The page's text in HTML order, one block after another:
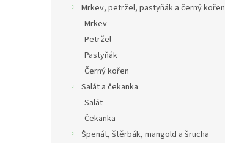
Mrkev, petržel, pastyňák a černý kořen
Mrkev
Petržel
Pastyňák
Černý kořen
Salát a čekanka
Salát
Čekanka
Špenát, štěrbák, mangold a šrucha